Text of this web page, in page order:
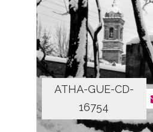
ATHA-GUE-CD-
16754